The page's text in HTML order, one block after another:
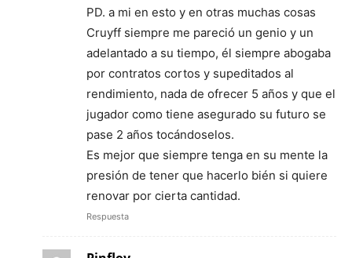
PD. a mi en esto y en otras muchas cosas
Cruyff siempre me pareció un genio y un
adelantado a su tiempo, él siempre abogaba
por contratos cortos y supeditados al
rendimiento, nada de ofrecer 5 años y que el
jugador como tiene asegurado su futuro se
pase 2 años tocándoselos.
Es mejor que siempre tenga en su mente la
presión de tener que hacerlo bién si quiere
renovar por cierta cantidad.
Respuesta